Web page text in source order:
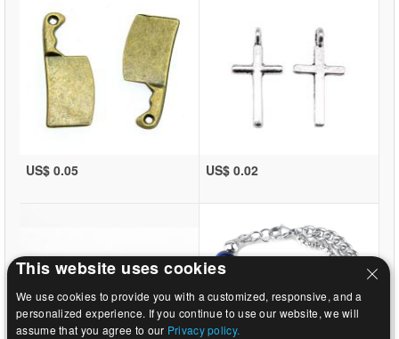
US$ 0.05 US$ 0.02
This website uses cookies
We use cookies to provide you with a customized, responsive, and a
personalized experience. If you continue to use our website, we will
assume that you agree to our Privacy policy.